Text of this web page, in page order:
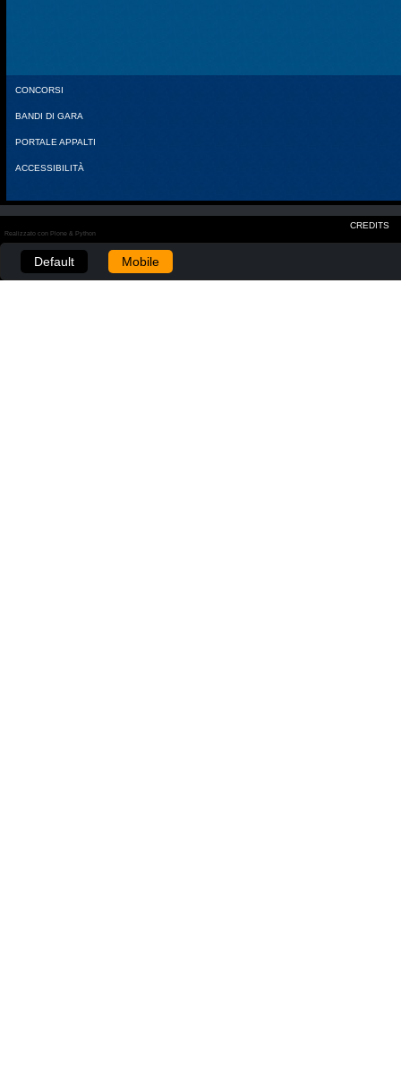
CONCORSI
BANDI DI GARA
PORTALE APPALTI
ACCESSIBILITÀ
CREDITS
Realizzato con Plone & Python
Default Mobile